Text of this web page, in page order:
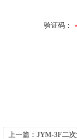
验证码：
上一篇： JYM-3F二